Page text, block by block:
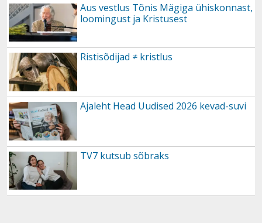
Aus vestlus Tõnis Mägiga ühiskonnast,
loomingust ja Kristusest
Ristisõdijad ≠ kristlus
Ajaleht Head Uudised 2026 kevad-suvi
TV7 kutsub sõbraks